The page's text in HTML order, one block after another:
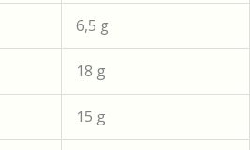
6,5 g
18 g
15 g